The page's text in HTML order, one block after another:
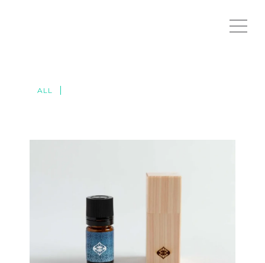
ALL
しこつ湖鶴雅別荘碧の座 ｜Shikotsu Lake
Tsuruga Villa Aonoza / Aroma Oil Packaging
Classic ·Design